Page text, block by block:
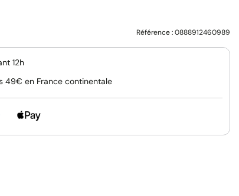
Référence :0888912460989
12h
49€ en France continentale